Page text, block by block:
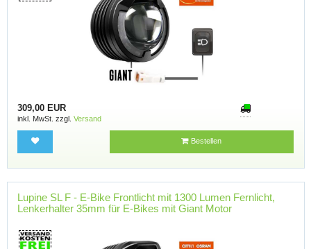
309,00 EUR
inkl. MwSt. zzgl. Versand
Bestellen
Lupine SL F - E-Bike Frontlicht mit 1300 Lumen Fernlicht,
Lenkerhalter 35mm für E-Bikes mit Giant Motor